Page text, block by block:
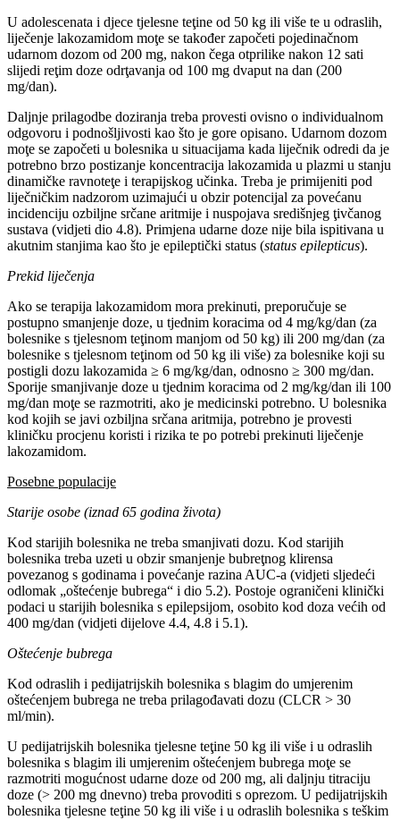
U adolescenata i djece tjelesne teţine od 50 kg ili više te u odraslih,
liječenje lakozamidom moţe se također započeti pojedinačnom
udarnom dozom od 200 mg, nakon čega otprilike nakon 12 sati
slijedi reţim doze odrţavanja od 100 mg dvaput na dan (200
mg/dan).
Daljnje prilagodbe doziranja treba provesti ovisno o individualnom
odgovoru i podnošljivosti kao što je gore opisano. Udarnom dozom
moţe se započeti u bolesnika u situacijama kada liječnik odredi da je
potrebno brzo postizanje koncentracija lakozamida u plazmi u stanju
dinamičke ravnoteţe i terapijskog učinka. Treba je primijeniti pod
liječničkim nadzorom uzimajući u obzir potencijal za povećanu
incidenciju ozbiljne srčane aritmije i nuspojava središnjeg ţivčanog
sustava (vidjeti dio 4.8). Primjena udarne doze nije bila ispitivana u
akutnim stanjima kao što je epileptički status (status epilepticus).
Prekid liječenja
Ako se terapija lakozamidom mora prekinuti, preporučuje se
postupno smanjenje doze, u tjednim koracima od 4 mg/kg/dan (za
bolesnike s tjelesnom teţinom manjom od 50 kg) ili 200 mg/dan (za
bolesnike s tjelesnom teţinom od 50 kg ili više) za bolesnike koji su
postigli dozu lakozamida ≥ 6 mg/kg/dan, odnosno ≥ 300 mg/dan.
Sporije smanjivanje doze u tjednim koracima od 2 mg/kg/dan ili 100
mg/dan moţe se razmotriti, ako je medicinski potrebno. U bolesnika
kod kojih se javi ozbiljna srčana aritmija, potrebno je provesti
kliničku procjenu koristi i rizika te po potrebi prekinuti liječenje
lakozamidom.
Posebne populacije
Starije osobe (iznad 65 godina života)
Kod starijih bolesnika ne treba smanjivati dozu. Kod starijih
bolesnika treba uzeti u obzir smanjenje bubreţnog klirensa
povezanog s godinama i povećanje razina AUC-a (vidjeti sljedeći
odlomak „oštećenje bubrega“ i dio 5.2). Postoje ograničeni klinički
podaci u starijih bolesnika s epilepsijom, osobito kod doza većih od
400 mg/dan (vidjeti dijelove 4.4, 4.8 i 5.1).
Oštećenje bubrega
Kod odraslih i pedijatrijskih bolesnika s blagim do umjerenim
oštećenjem bubrega ne treba prilagođavati dozu (CLCR > 30
ml/min).
U pedijatrijskih bolesnika tjelesne teţine 50 kg ili više i u odraslih
bolesnika s blagim ili umjerenim oštećenjem bubrega moţe se
razmotriti mogućnost udarne doze od 200 mg, ali daljnju titraciju
doze (> 200 mg dnevno) treba provoditi s oprezom. U pedijatrijskih
bolesnika tjelesne teţine 50 kg ili više i u odraslih bolesnika s teškim